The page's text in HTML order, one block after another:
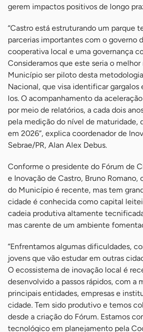
gerem impactos positivos de longo
“Castro está estruturando um parque
parcerias importantes com o governo
cooperativa local e uma governança
Consideramos que este seria o
Município ser piloto desta
Nacional, que visa identificar gargalos
los. O acompanhamento da
por meio de relatórios, a cada dois
pela medição do nível de maturidade,
em 2026”, explica coordenador de
Sebrae/PR, Alan Alex Debus.
Conforme o presidente do Fórum de
e Inovação de Castro, Bruno Romano,
do Município é recente, mas tem
cidade é conhecida como capital
cadeia produtiva altamente
mas carente de um ambiente
“Enfrentamos algumas dificuldades,
jovens que vão estudar em outras
O ecossistema de inovação local é
desenvolvido a passos rápidos, com a
principais entidades, empresas e
cidade. Tem sido produtivo e temos
desde a criação do Fórum. Estamos
tecnológico em planejamento pela